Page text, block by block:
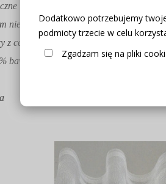
Dodatkowo potrzebujemy
podmioty trzecie w celu
Zgadzam się na pliki
lub delikatne w domowych warunkach
nie potrzebuje prasowania.
cech produktu
bawełna